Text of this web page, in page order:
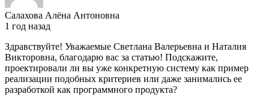
Салахова Алёна Антоновна
1 год назад
Здравствуйте! Уважаемые Светлана Валерьевна и Наталия
Викторовна, благодарю вас за статью! Подскажите,
проектировали ли вы уже конкретную систему как пример
реализации подобных критериев или даже занимались ее
разработкой как программного продукта?